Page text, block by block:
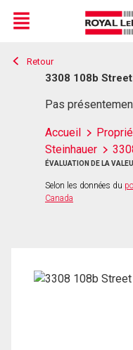
Live
En Direct
Menu
Retour
3308 108b
Pas
Accueil
Steinhauer
ÉVALUATION DE LA
Selon les données du
Canada